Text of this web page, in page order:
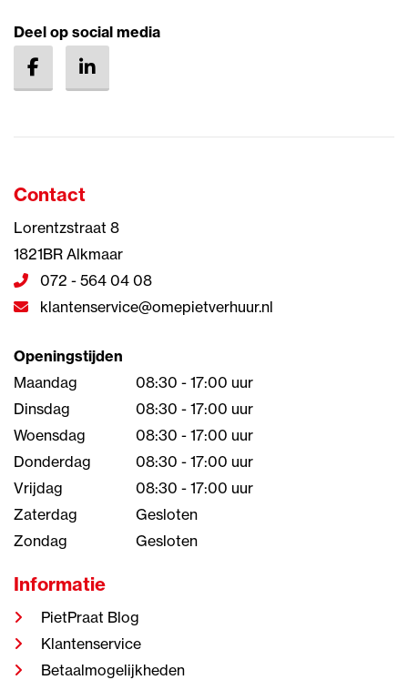
Deel op social media
Contact
Lorentzstraat 8
1821BR Alkmaar
072 - 564 04 08
klantenservice@omepietverhuur.nl
Openingstijden
Maandag
08:30 - 17:00 uur
Dinsdag
08:30 - 17:00 uur
Woensdag
08:30 - 17:00 uur
Donderdag
08:30 - 17:00 uur
Vrijdag
08:30 - 17:00 uur
Zaterdag
Gesloten
Zondag
Gesloten
Informatie
PietPraat Blog
Klantenservice
Betaalmogelijkheden